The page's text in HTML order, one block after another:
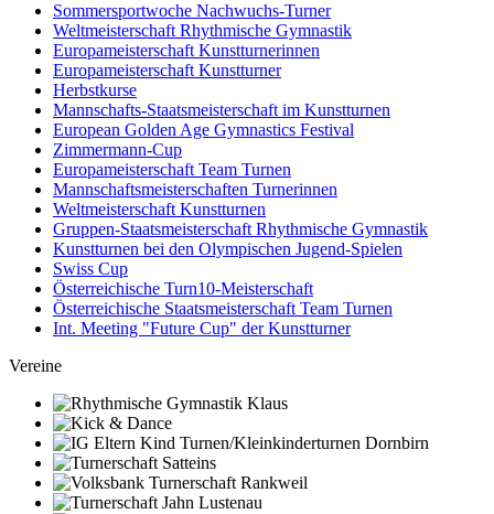
Sommersportwoche Nachwuchs-Turner
Weltmeisterschaft Rhythmische Gymnastik
Europameisterschaft Kunstturnerinnen
Europameisterschaft Kunstturner
Herbstkurse
Mannschafts-Staatsmeisterschaft im Kunstturnen
European Golden Age Gymnastics Festival
Zimmermann-Cup
Europameisterschaft Team Turnen
Mannschaftsmeisterschaften Turnerinnen
Weltmeisterschaft Kunstturnen
Gruppen-Staatsmeisterschaft Rhythmische Gymnastik
Kunstturnen bei den Olympischen Jugend-Spielen
Swiss Cup
Österreichische Turn10-Meisterschaft
Österreichische Staatsmeisterschaft Team Turnen
Int. Meeting "Future Cup" der Kunstturner
Vereine